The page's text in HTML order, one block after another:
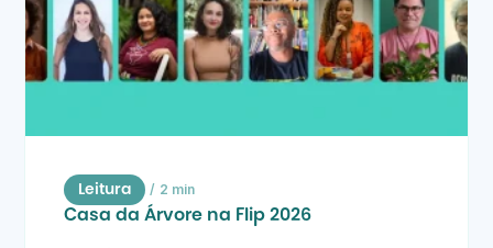
Leitura / 2 min
Casa da Árvore na Flip 2026